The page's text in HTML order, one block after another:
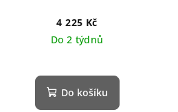
4 225 Kč
Do 2 týdnů
Do košíku